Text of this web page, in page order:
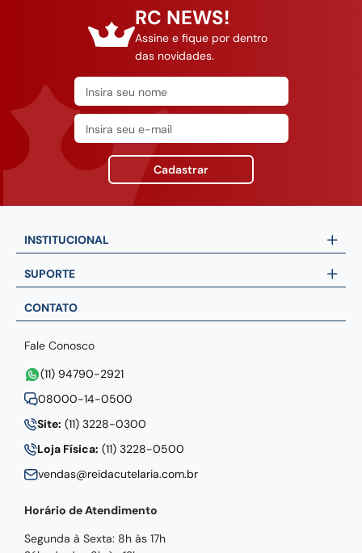
RC NEWS!
Assine e fique por dentro
das novidades.
Cadastrar
INSTITUCIONAL
SUPORTE
CONTATO
Fale Conosco
(11) 94790-2921
08000-14-0500
Site: (11) 3228-0300
Loja Física: (11) 3228-0500
vendas@reidacutelaria.com.br
Horário de Atendimento
Segunda à Sexta: 8h às 17h